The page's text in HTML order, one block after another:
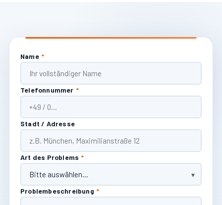
Name *
Telefonnummer *
Stadt / Adresse
Art des Problems *
Problembeschreibung *